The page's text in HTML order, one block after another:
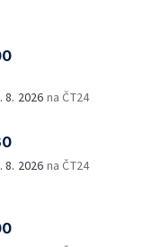
8. 2026 na ČT24
8. 2026 na ČT24